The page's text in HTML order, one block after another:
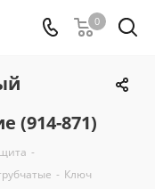
0
(914-871)
-
- Ключ